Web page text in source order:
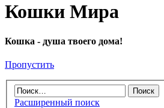
Кошки Мира
Кошка - душа твоего дома!
Пропустить
Расширенный поиск